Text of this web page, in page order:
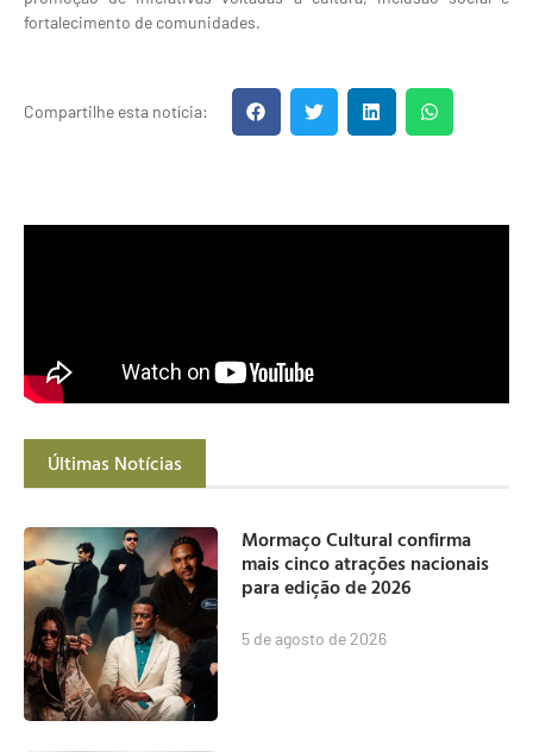
fortalecimento de comunidades.
Compartilhe esta notícia:
Últimas Notícias
Mormaço Cultural confirma
mais cinco atrações nacionais
para edição de 2026
5 de agosto de 2026